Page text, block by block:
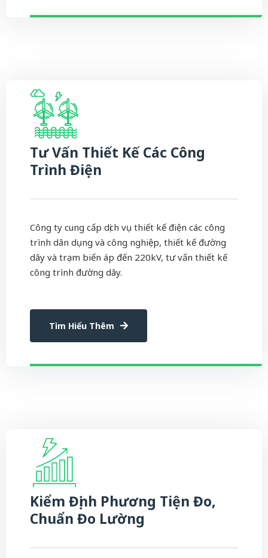
Tư Vấn Thiết Kế Các Công
Trình Điện
Công ty cung cấp dịch vụ thiết kế điện các công
trình dân dụng và công nghiệp, thiết kế đường
dây và trạm biến áp đến 220kV, tư vấn thiết kế
công trình đường dây.
Tìm Hiểu Thêm
Kiểm Định Phương Tiện Đo,
Chuẩn Đo Lường